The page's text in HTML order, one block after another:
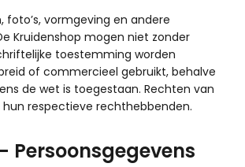
foto’s, vormgeving en andere
Kruidenshop mogen niet zonder
toestemming worden
of commercieel gebruikt, behalve
de wet is toegestaan. Rechten van
hun respectieve rechthebbenden.
Persoonsgegevens